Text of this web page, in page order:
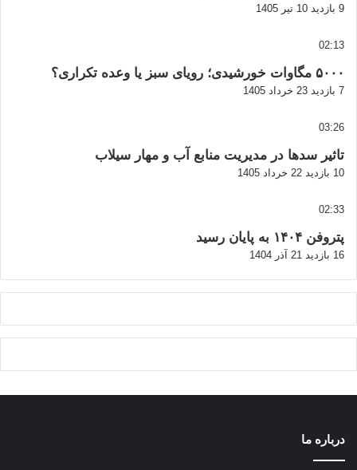
9 بازدید 10 تیر 1405
02:13
۵۰۰۰ مگاوات خورشیدی؛ رویای سبز یا وعده تکراری؟
7 بازدید 23 خرداد 1405
03:26
تاثیر سدها در مدیریت منابع آب و مهار سیلاب
10 بازدید 22 خرداد 1405
02:33
پتروفن ۱۴۰۴ به پایان رسید
16 بازدید 21 آذر 1404
درباره ما